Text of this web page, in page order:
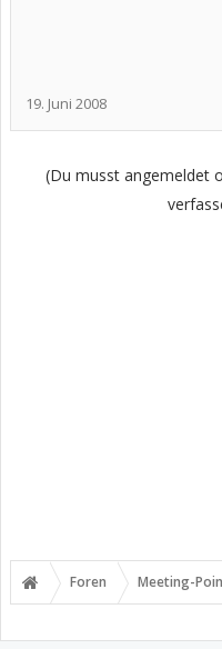
19. Juni 2008
(Du musst angemeldet
Foren Meeting-